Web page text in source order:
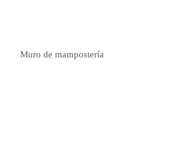
Muro de mampostería